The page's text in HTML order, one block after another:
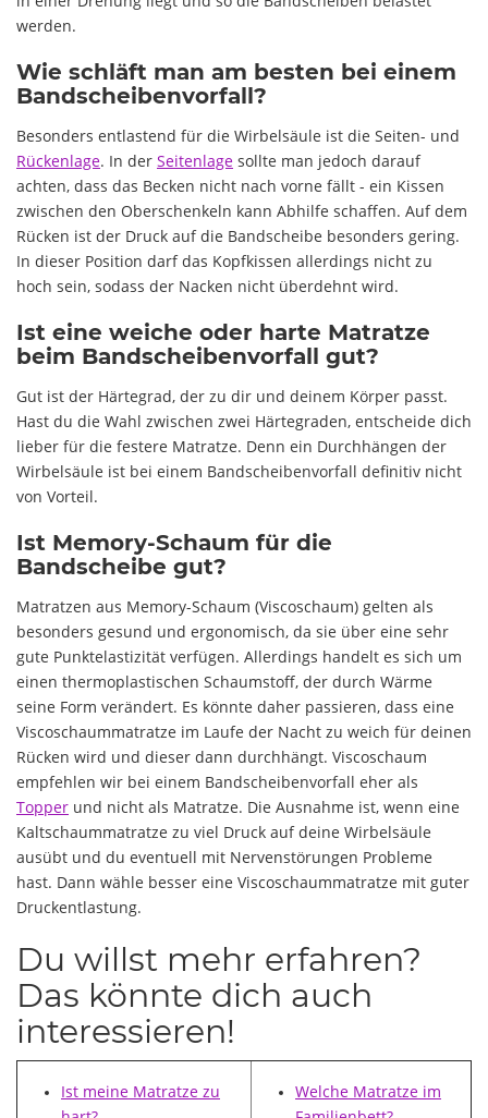
werden.
Wie schläft man am besten bei einem
Bandscheibenvorfall?
Besonders entlastend für die Wirbelsäule ist die Seiten- und
Rückenlage. In der Seitenlage sollte man jedoch darauf
achten, dass das Becken nicht nach vorne fällt - ein Kissen
zwischen den Oberschenkeln kann Abhilfe schaffen. Auf dem
Rücken ist der Druck auf die Bandscheibe besonders gering.
In dieser Position darf das Kopfkissen allerdings nicht zu
hoch sein, sodass der Nacken nicht überdehnt wird.
Ist eine weiche oder harte Matratze
beim Bandscheibenvorfall gut?
Gut ist der Härtegrad, der zu dir und deinem Körper passt.
Hast du die Wahl zwischen zwei Härtegraden, entscheide dich
lieber für die festere Matratze. Denn ein Durchhängen der
Wirbelsäule ist bei einem Bandscheibenvorfall definitiv nicht
von Vorteil.
Ist Memory-Schaum für die
Bandscheibe gut?
Matratzen aus Memory-Schaum (Viscoschaum) gelten als
besonders gesund und ergonomisch, da sie über eine sehr
gute Punktelastizität verfügen. Allerdings handelt es sich um
einen thermoplastischen Schaumstoff, der durch Wärme
seine Form verändert. Es könnte daher passieren, dass eine
Viscoschaummatratze im Laufe der Nacht zu weich für deinen
Rücken wird und dieser dann durchhängt. Viscoschaum
empfehlen wir bei einem Bandscheibenvorfall eher als
Topper und nicht als Matratze. Die Ausnahme ist, wenn eine
Kaltschaummatratze zu viel Druck auf deine Wirbelsäule
ausübt und du eventuell mit Nervenstörungen Probleme
hast. Dann wähle besser eine Viscoschaummatratze mit guter
Druckentlastung.
Du willst mehr erfahren?
Das könnte dich auch
interessieren!
Ist meine Matratze zu
Welche Matratze im